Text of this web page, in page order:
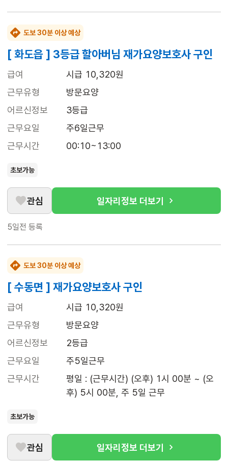
도보 30분 이상 예상
[ 화도읍 ] 3등급 할아버님 재가요양보호사 구인
급여
시급 10,320원
근무유형
방문요양
어르신정보
3등급
근무요일
주6일근무
근무시간
00:10~13:00
초보가능
관심 일자리정보 더보기
5일전 등록
도보 30분 이상 예상
[ 수동면 ] 재가요양보호사 구인
급여
시급 10,320원
근무유형
방문요양
어르신정보
2등급
근무요일
주5일근무
근무시간
평일 : (근무시간) (오후) 1시 00분 ~ (오
후) 5시 00분, 주 5일 근무
초보가능
관심 일자리정보 더보기